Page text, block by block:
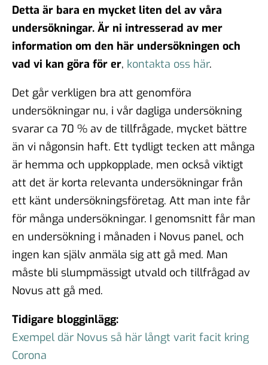
Detta är bara en mycket liten del av våra
undersökningar. Är ni intresserad av mer
information om den här undersökningen och
vad vi kan göra för er, kontakta oss här.
Det går verkligen bra att genomföra
undersökningar nu, i vår dagliga undersökning
svarar ca 70 % av de tillfrågade, mycket bättre
än vi någonsin haft. Ett tydligt tecken att många
är hemma och uppkopplade, men också viktigt
att det är korta relevanta undersökningar från
ett känt undersökningsföretag. Att man inte får
för många undersökningar. I genomsnitt får man
en undersökning i månaden i Novus panel, och
ingen kan själv anmäla sig att gå med. Man
måste bli slumpmässigt utvald och tillfrågad av
Novus att gå med.
Tidigare blogginlägg:
Exempel där Novus så här långt varit facit kring
Corona